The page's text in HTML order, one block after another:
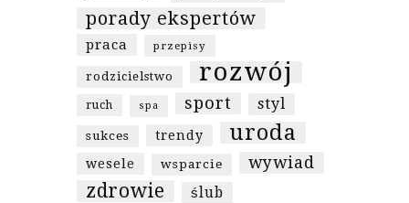
porady ekspertów
praca przepisy
rodzicielstwo rozwój
ruch spa sport styl
sukces trendy uroda
wesele wsparcie wywiad
zdrowie ślub